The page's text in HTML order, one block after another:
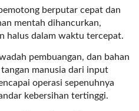
berputar cepat dan
mentah dihancurkan,
halus dalam waktu tercepat.
pembuangan, dan bahan
manusia dari input
operasi sepenuhnya
kebersihan tertinggi.